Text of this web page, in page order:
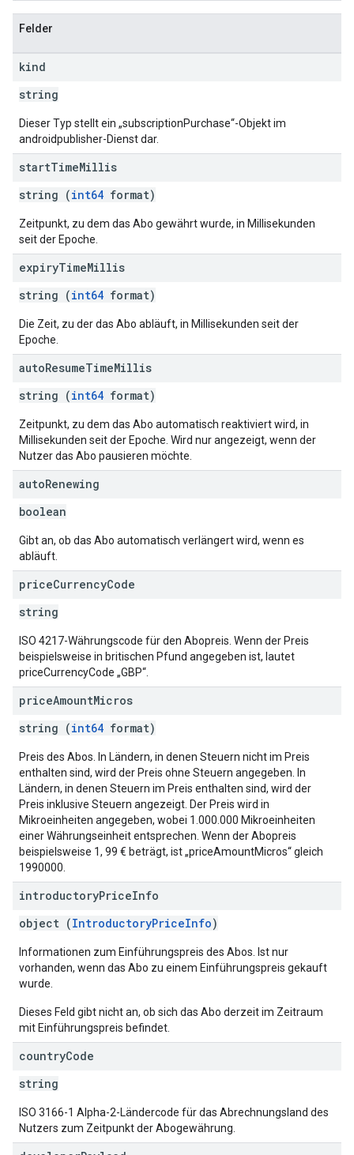
Felder
kind
string
Dieser Typ stellt ein „subscriptionPurchase“-Objekt im
androidpublisher-Dienst dar.
startTimeMillis
string (int64 format)
Zeitpunkt, zu dem das Abo gewährt wurde, in Millisekunden
seit der Epoche.
expiryTimeMillis
string (int64 format)
Die Zeit, zu der das Abo abläuft, in Millisekunden seit der
Epoche.
autoResumeTimeMillis
string (int64 format)
Zeitpunkt, zu dem das Abo automatisch reaktiviert wird, in
Millisekunden seit der Epoche. Wird nur angezeigt, wenn der
Nutzer das Abo pausieren möchte.
autoRenewing
boolean
Gibt an, ob das Abo automatisch verlängert wird, wenn es
abläuft.
priceCurrencyCode
string
ISO 4217-Währungscode für den Abopreis. Wenn der Preis
beispielsweise in britischen Pfund angegeben ist, lautet
priceCurrencyCode „GBP“.
priceAmountMicros
string (int64 format)
Preis des Abos. In Ländern, in denen Steuern nicht im Preis
enthalten sind, wird der Preis ohne Steuern angegeben. In
Ländern, in denen Steuern im Preis enthalten sind, wird der
Preis inklusive Steuern angezeigt. Der Preis wird in
Mikroeinheiten angegeben, wobei 1.000.000 Mikroeinheiten
einer Währungseinheit entsprechen. Wenn der Abopreis
beispielsweise 1, 99 € beträgt, ist „priceAmountMicros“ gleich
1990000.
introductoryPriceInfo
object (IntroductoryPriceInfo)
Informationen zum Einführungspreis des Abos. Ist nur
vorhanden, wenn das Abo zu einem Einführungspreis gekauft
wurde.
Dieses Feld gibt nicht an, ob sich das Abo derzeit im Zeitraum
mit Einführungspreis befindet.
countryCode
string
ISO 3166-1 Alpha-2-Ländercode für das Abrechnungsland des
Nutzers zum Zeitpunkt der Abogewährung.